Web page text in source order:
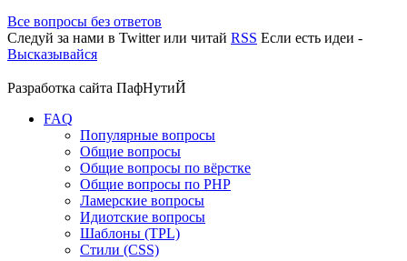
Все вопросы без ответов
Следуй за нами в Twitterили читай RSS Если есть идеи -
Высказывайся
Разработка сайта ПафНутиЙ
FAQ
Популярные вопросы
Общие вопросы
Общие вопросы по вёрстке
Общие вопросы по PHP
Ламерские вопросы
Идиотские вопросы
Шаблоны (TPL)
Стили (CSS)